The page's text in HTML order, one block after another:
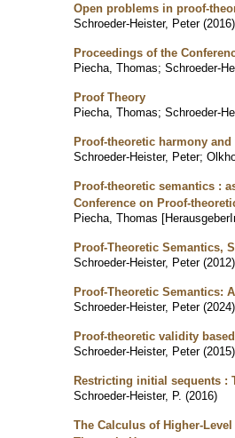
Open problems in proof-
Schroeder-Heister, Peter (2016)
Proceedings of the
Piecha, Thomas; Schroeder-
Proof Theory
Piecha, Thomas; Schroeder-
Proof-theoretic harmony
Schroeder-Heister, Peter;
Proof-theoretic semantics :
Conference on Proof-
Piecha, Thomas
Proof-Theoretic Semantics,
Schroeder-Heister, Peter (2012)
Proof-Theoretic Semantics:
Schroeder-Heister, Peter (2024)
Proof-theoretic validity
Schroeder-Heister, Peter (2015)
Restricting initial sequents :
Schroeder-Heister, P. (2016)
The Calculus of Higher-